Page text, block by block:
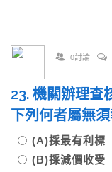
0討論
23. 機關辦理查
下列何者屬無
(A)採最有利標
(B)採減價收受